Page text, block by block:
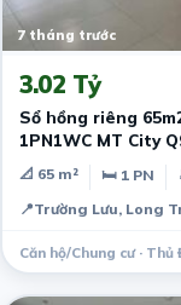
7 tháng trước
3.02 Tỷ
Sổ hồng riêng
1PN1WC MT City
📐 65 m² 🛏 1 PN
📍Trường Lưu, Long
Căn hộ/Chung cư · Thủ